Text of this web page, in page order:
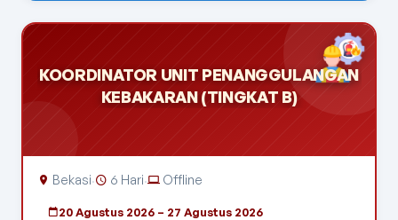
KOORDINATOR UNIT PENANGGULANGAN
KEBAKARAN (TINGKAT B)
Bekasi· 6 Hari· Offline
20 Agustus 2026 – 27 Agustus 2026